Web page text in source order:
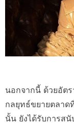
นอกจากนี้ ด้วยอัตร
กลยุทธ์ขยายตลาด
นั้น ยังได้รับการส